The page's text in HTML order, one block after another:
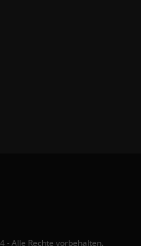
- Alle Rechte vorbehalten.